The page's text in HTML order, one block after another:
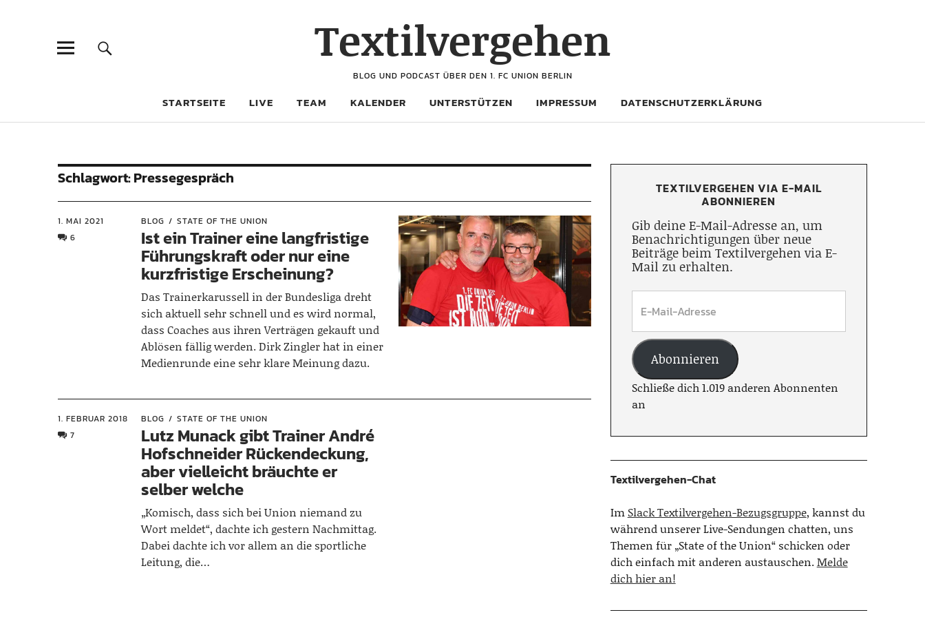
Textilvergehen
BLOG UND PODCAST ÜBER DEN 1. FC UNION BERLIN
STARTSEITE LIVE TEAM KALENDER UNTERSTÜTZEN IMPRESSUM DATENSCHUTZERKLÄRUNG
Schlagwort:Pressegespräch
1. MAI 2021
6
BLOG STATE OF THE UNION
Ist ein Trainer eine langfristige
Führungskraft oder nur eine
kurzfristige Erscheinung?
Das Trainerkarussell in der Bundesliga dreht
sich aktuell sehr schnell und es wird normal,
dass Coaches aus ihren Verträgen gekauft und
Ablösen fällig werden. Dirk Zingler hat in einer
Medienrunde eine sehr klare Meinung dazu.
1. FEBRUAR 2018
7
BLOG STATE OF THE UNION
Lutz Munack gibt Trainer André
Hofschneider Rückendeckung,
aber vielleicht bräuchte er
selber welche
„Komisch, dass sich bei Union niemand zu
Wort meldet“, dachte ich gestern Nachmittag.
Dabei dachte ich vor allem an die sportliche
Leitung, die…
TEXTILVERGEHEN VIA E-MAIL
ABONNIEREN
Gib deine E-Mail-Adresse an, um
Benachrichtigungen über neue
Beiträge beim Textilvergehen via E-
Mail zu erhalten.
Abonnieren
Schließe dich 1.019 anderen Abonnenten
an
Textilvergehen-Chat
Im Slack Textilvergehen-Bezugsgruppe, kannst du
während unserer Live-Sendungen chatten, uns
Themen für „State of the Union“ schicken oder
dich einfach mit anderen austauschen.Melde
dich hier an!